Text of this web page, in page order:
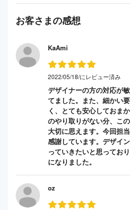
お客さまの感想
KaAmi
2022/05/18/にレビュー済み
デザイナーの方の対応が
てました。また、細かい
く、とても安心しておま
のやり取りがない分、こ
大切に思えます。今回担
感謝しています。デザイ
っていきたいと思ってお
になりました。
oz